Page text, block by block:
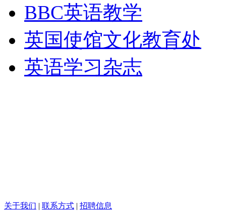
BBC英语教学
英国使馆文化教育处
英语学习杂志
关于我们 | 联系方式 | 招聘信息